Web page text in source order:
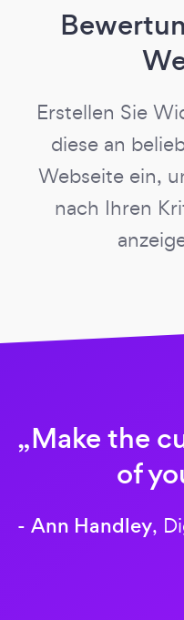
Erstellen Sie
diese an
Webseite ein,
nach Ihren
„Make the
of
- Ann Handley,